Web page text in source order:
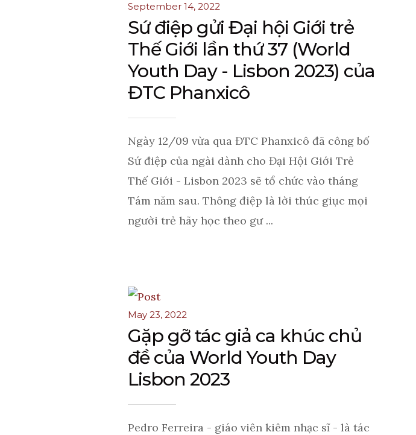
September 14, 2022
Sứ điệp gửi Đại hội Giới trẻ
Thế Giới lần thứ 37 (World
Youth Day - Lisbon 2023) của
ĐTC Phanxicô
Ngày 12/09 vừa qua ĐTC Phanxicô đã công bố
Sứ điệp của ngài dành cho Đại Hội Giới Trẻ
Thế Giới - Lisbon 2023 sẽ tổ chức vào tháng
Tám năm sau. Thông điệp là lời thúc giục mọi
người trẻ hãy học theo gư ...
May 23, 2022
Gặp gỡ tác giả ca khúc chủ
đề của World Youth Day
Lisbon 2023
Pedro Ferreira - giáo viên kiêm nhạc sĩ - là tác